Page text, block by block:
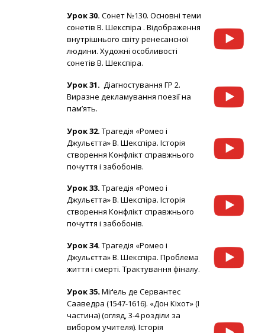
Урок 30. Сонет №130. Основні теми
сонетів В. Шекспіра . Відображення
внутрішнього світу ренесансної
людини. Художні особливості
сонетів В. Шекспіра.
Урок 31. Діагностування ГР 2.
Виразне декламування поезії на
пам’ять.
Урок 32. Трагедія «Ромео і
Джульєтта» В. Шекспіра. Історія
створення Конфлікт справжнього
почуття і забобонів.
Урок 33. Трагедія «Ромео і
Джульєтта» В. Шекспіра. Історія
створення Конфлікт справжнього
почуття і забобонів.
Урок 34. Трагедія «Ромео і
Джульєтта» В. Шекспіра. Проблема
життя і смерті. Трактування фіналу.
Урок 35.Міґeль де Сервaнтес
Саавeдра (1547-1616). «Дон Кіхот» (І
частина) (огляд, 3-4 розділи за
вибором учителя). Історія